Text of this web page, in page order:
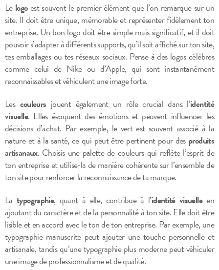
Le logoest souvent le premier élément que l’on remarque sur un
site. Il doit être unique, mémorable et représenter fidèlement ton
entreprise. Un bon logo doit être simple mais significatif, et il doit
pouvoir s’adapter à différents supports, qu’il soit affiché sur ton site,
tes emballages ou tes réseaux sociaux. Pense à des logos célèbres
comme celui de Nike ou d’Apple, qui sont instantanément
reconnaissables et véhiculent une image forte.
Les couleurs jouent également un rôle crucial dans l’identité
visuelle. Elles évoquent des émotions et peuvent influencer les
décisions d’achat. Par exemple, le vert est souvent associé à la
nature et à la santé, ce qui peut être pertinent pour des produits
artisanaux. Choisis une palette de couleurs qui reflète l’esprit de
ton entreprise et utilise-la de manière cohérente sur l’ensemble de
ton site pour renforcer la reconnaissance de ta marque.
Latypographie, quant à elle, contribue à l’identité visuelleen
ajoutant du caractère et de la personnalité à ton site. Elle doit être
lisible et en accord avec le ton de ton entreprise. Par exemple, une
typographie manuscrite peut ajouter une touche personnelle et
artisanale, tandis qu’une typographie plus moderne peut véhiculer
une image de professionnalisme et de qualité.